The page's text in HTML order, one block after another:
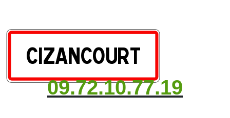
09.72.10.77.19